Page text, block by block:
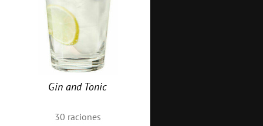
Gin and Tonic
30 raciones